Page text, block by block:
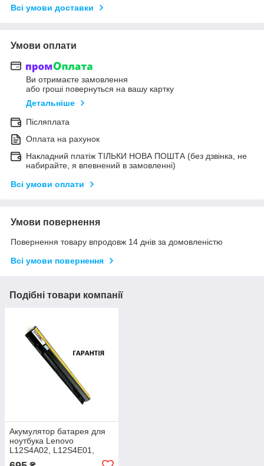
Всі умови доставки
Умови оплати
Ви отримаєте замовлення
або гроші повернуться на вашу картку
Детальніше
Післяплата
Оплата на рахунок
Накладний платіж ТІЛЬКИ НОВА ПОШТА (без дзвінка, не
набирайте, я впевнений в замовленні)
Всі умови оплати
Умови повернення
Повернення товару впродовж 14 днів за домовленістю
Всі умови повернення
Подібні товари компанії
Акумулятор батарея для
ноутбука Lenovo
L12S4A02, L12S4E01,